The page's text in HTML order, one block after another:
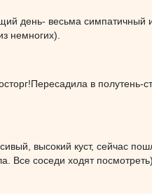
день- весьма симпатичный
немногих).
в полутень-
высокий куст, сейчас
Все соседи ходят